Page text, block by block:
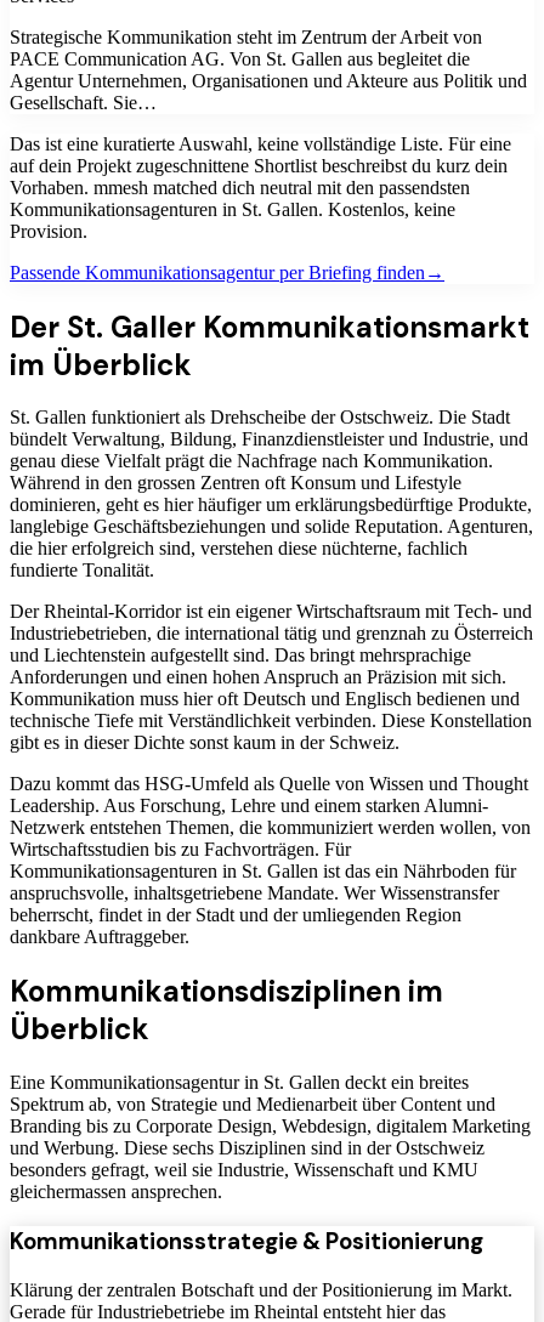
Strategische Kommunikation steht im Zentrum der Arbeit von
PACE Communication AG. Von St. Gallen aus begleitet die
Agentur Unternehmen, Organisationen und Akteure aus Politik und
Gesellschaft. Sie…
Das ist eine kuratierte Auswahl, keine vollständige Liste. Für eine
auf dein Projekt zugeschnittene Shortlist beschreibst du kurz dein
Vorhaben. mmesh matched dich neutral mit den passendsten
Kommunikationsagenturen in St. Gallen. Kostenlos, keine
Provision.
Passende Kommunikationsagenturper Briefing finden →
Der St. Galler Kommunikationsmarkt
im Überblick
St. Gallen funktioniert als Drehscheibe der Ostschweiz. Die Stadt
bündelt Verwaltung, Bildung, Finanzdienstleister und Industrie, und
genau diese Vielfalt prägt die Nachfrage nach Kommunikation.
Während in den grossen Zentren oft Konsum und Lifestyle
dominieren, geht es hier häufiger um erklärungsbedürftige Produkte,
langlebige Geschäftsbeziehungen und solide Reputation. Agenturen,
die hier erfolgreich sind, verstehen diese nüchterne, fachlich
fundierte Tonalität.
Der Rheintal-Korridor ist ein eigener Wirtschaftsraum mit Tech- und
Industriebetrieben, die international tätig und grenznah zu Österreich
und Liechtenstein aufgestellt sind. Das bringt mehrsprachige
Anforderungen und einen hohen Anspruch an Präzision mit sich.
Kommunikation muss hier oft Deutsch und Englisch bedienen und
technische Tiefe mit Verständlichkeit verbinden. Diese Konstellation
gibt es in dieser Dichte sonst kaum in der Schweiz.
Dazu kommt das HSG-Umfeld als Quelle von Wissen und Thought
Leadership. Aus Forschung, Lehre und einem starken Alumni-
Netzwerk entstehen Themen, die kommuniziert werden wollen, von
Wirtschaftsstudien bis zu Fachvorträgen. Für
Kommunikationsagenturen in St. Gallen ist das ein Nährboden für
anspruchsvolle, inhaltsgetriebene Mandate. Wer Wissenstransfer
beherrscht, findet in der Stadt und der umliegenden Region
dankbare Auftraggeber.
Kommunikationsdisziplinen im
Überblick
Eine Kommunikationsagentur in St. Gallen deckt ein breites
Spektrum ab, von Strategie und Medienarbeit über Content und
Branding bis zu Corporate Design, Webdesign, digitalem Marketing
und Werbung. Diese sechs Disziplinen sind in der Ostschweiz
besonders gefragt, weil sie Industrie, Wissenschaft und KMU
gleichermassen ansprechen.
Kommunikationsstrategie & Positionierung
Klärung der zentralen Botschaft und der Positionierung im Markt.
Gerade für Industriebetriebe im Rheintal entsteht hier das